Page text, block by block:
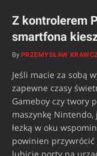
Z kontrolerem
smartfona
By PRZEMYSŁAW
Jeśli macie za sobą
zapewne czasy
Gameboy czy twory
maszynkę Nintendo,
łezką w oku
powinien